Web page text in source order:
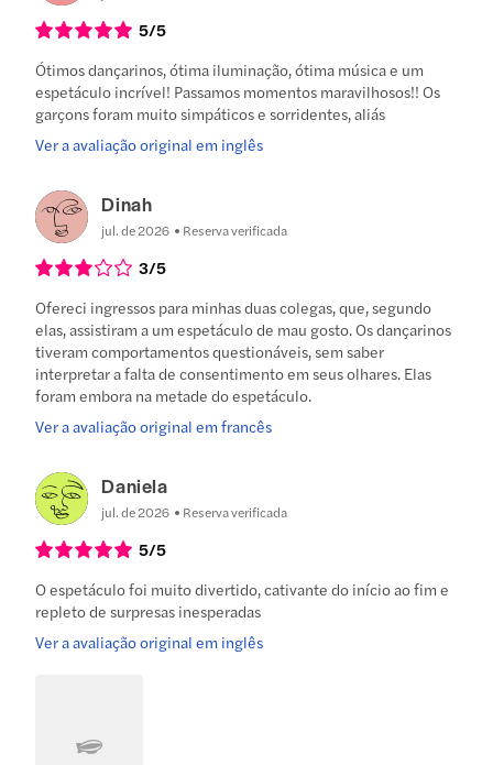
5/5
Ótimos dançarinos, ótima iluminação, ótima música e um
espetáculo incrível! Passamos momentos maravilhosos!! Os
garçons foram muito simpáticos e sorridentes, aliás
Ver a avaliação original em inglês
Dinah
jul. de 2026 Reserva verificada
3/5
Ofereci ingressos para minhas duas colegas, que, segundo
elas, assistiram a um espetáculo de mau gosto. Os dançarinos
tiveram comportamentos questionáveis, sem saber
interpretar a falta de consentimento em seus olhares. Elas
foram embora na metade do espetáculo.
Ver a avaliação original em francês
Daniela
jul. de 2026 Reserva verificada
5/5
O espetáculo foi muito divertido, cativante do início ao fim e
repleto de surpresas inesperadas
Ver a avaliação original em inglês